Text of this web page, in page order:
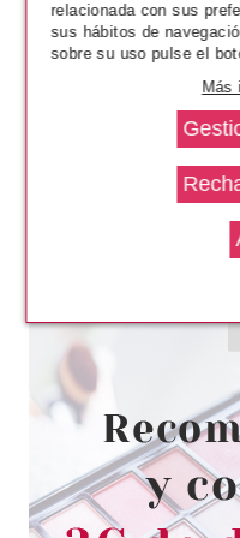
DUO
-18%
relacionada con sus
sus hábitos de
sobre su uso pulse el
Más